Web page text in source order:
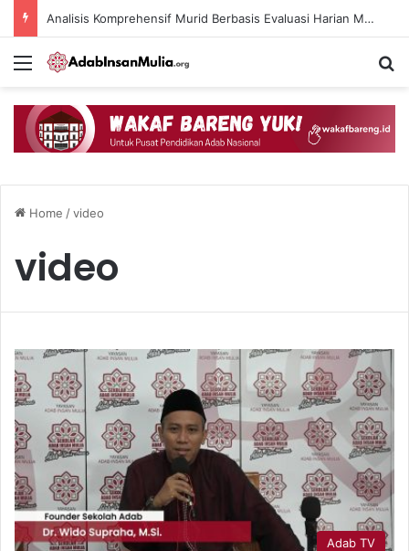
Analisis Komprehensif Murid Berbasis Evaluasi Harian Muaddib dan Teknologi AI
Menu
Home /video
video
Adab TV